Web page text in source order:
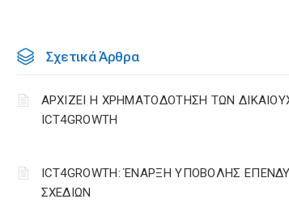
Σχετικά Άρθρα
ΑΡΧΙΖΕΙ Η ΧΡΗΜΑΤΟΔΟΤΗΣΗ ΤΩΝ
ICT4GROWTH
ICT4GROWTH: ΈΝΑΡΞΗ ΥΠΟΒΟΛΗΣ
ΣΧΕΔΙΩΝ